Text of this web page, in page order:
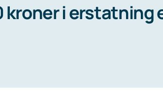
kroner i erstatning